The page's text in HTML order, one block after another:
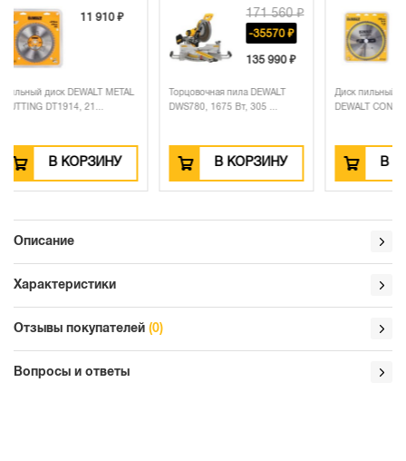
11 910 ₽
Пильный диск DEWALT METAL
CUTTING DT1914, 21...
В КОРЗИНУ
171 560 ₽
-35570 ₽
135 990 ₽
Торцовочная пила DEWALT
DWS780, 1675 Вт, 305 ...
В КОРЗИНУ
Диск
DEWALT
Описание
Характеристики
Отзывы покупателей (0)
Вопросы и ответы